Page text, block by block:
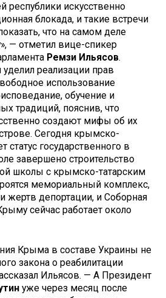
респуб­лики искусственно
блокада, и такие встречи
что на самом деле
— отметил вице-спикер
Ремзи Ильясов.
реализации прав
использование
обучение и
традиций, пояснив, что
создают мифы об их
Сегодня крымско-
статус государственного в
завершено строительство
школы с крымско-татарским
мемо­риальный комплекс,
жертв депортации, и Собор­ная
сей­час работает около
Крыма в составе Украины не
закона о реабилитации
Ильясов. — А Президент
уже через месяц после